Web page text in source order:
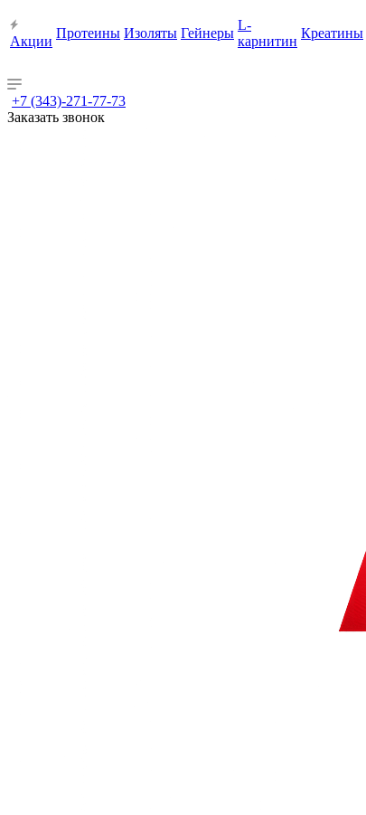
Акции
Протеины Изоляты Гейнеры
L-
карнитин
Креатины
+7 (343)-271-77-73
Заказать звонок